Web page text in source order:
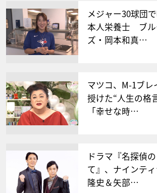
メジャー30球団
本人栄養士 ブル
ズ・岡本和真…
マツコ、M-1ブレ
授けた“人生の格
「幸せな時…
ドラマ『名探偵
て』、ナインテ
隆史＆矢部…